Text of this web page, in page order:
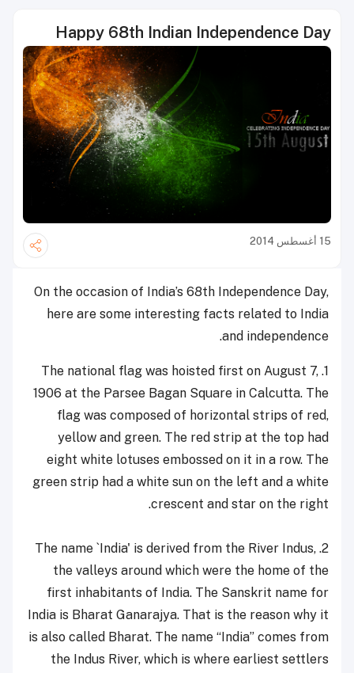
Happy 68th Indian Independence Day
15 أغسطس 2014
On the occasion of India’s 68th Independence Day,
here are some interesting facts related to India
and independence.
1. The national flag was hoisted first on August 7,
1906 at the Parsee Bagan Square in Calcutta. The
flag was composed of horizontal strips of red,
yellow and green. The red strip at the top had
eight white lotuses embossed on it in a row. The
green strip had a white sun on the left and a white
crescent and star on the right.
2. The name `India' is derived from the River Indus,
the valleys around which were the home of the
first inhabitants of India. The Sanskrit name for
India is Bharat Ganarajya. That is the reason why it
is also called Bharat. The name “India” comes from
the Indus River, which is where earliest settlers